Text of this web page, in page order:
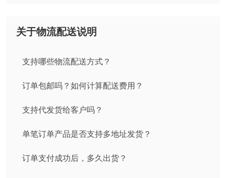
关于物流配送说明
支持哪些物流配送方式？
订单包邮吗？如何计算配送费用？
支持代发货给客户吗？
单笔订单产品是否支持多地址发货？
订单支付成功后，多久出货？